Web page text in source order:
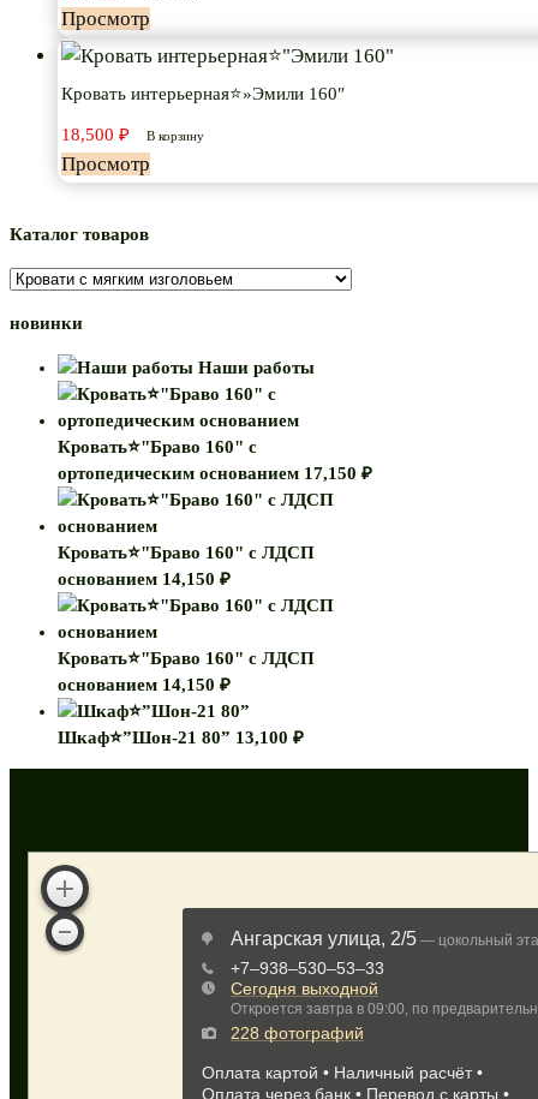
Просмотр
Кровать интерьерная⭐»Эмили 160″
18,500 ₽ В корзину
Просмотр
Каталог товаров
новинки
Наши работы
Кровать⭐"Браво 160" с
ортопедическим основанием 17,150 ₽
Кровать⭐"Браво 160" с ЛДСП
основанием 14,150 ₽
Кровать⭐"Браво 160" с ЛДСП
основанием 14,150 ₽
Шкаф⭐”Шон-21 80” 13,100 ₽